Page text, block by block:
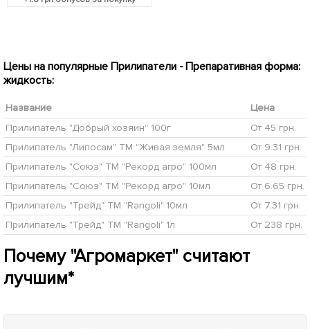
Цены на популярные Прилипатели - Препаративная форма:
жидкость:
Название
Цена
Прилипатель "Добрый хозяин" 100г
От 45 грн.
Прилипатель "Липосам" ТМ "Живая земля" 5мл
От 9.31 грн.
Прилипатель "Союз" ТМ "Рекорд агро" 100мл
От 48 грн.
Прилипатель "Союз" ТМ "Рекорд агро" 10мл
От 6.65 грн.
Прилипатель "Трейд" ТМ "Rangoli" 10мл
От 7.31 грн.
Прилипатель "Трейд" ТМ "Rangoli" 1л
От 238 грн.
Почему "Агромаркет" считают
лучшим*